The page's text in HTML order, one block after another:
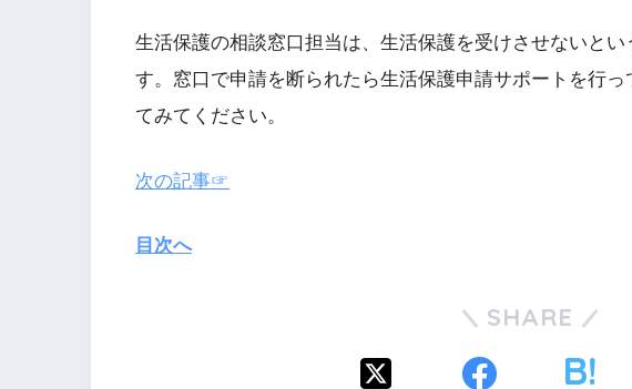
生活保護の相談窓口担当は、生活保護を受けさせないと
す。窓口で申請を断られたら生活保護申請サポートを行
てみてください。
次の記事☞
目次へ
SHARE